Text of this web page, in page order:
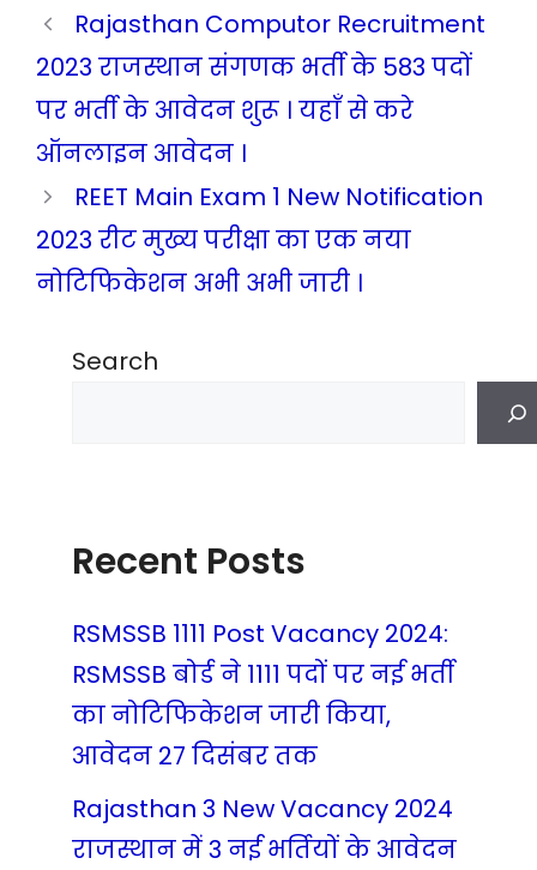
Rajasthan Computor Recruitment
2023 राजस्थान संगणक भर्ती के 583 पदों
पर भर्ती के आवेदन शुरू । यहाँ से करे
ऑनलाइन आवेदन ।
REET Main Exam 1 New Notification
2023 रीट मुख्य परीक्षा का एक नया
नोटिफिकेशन अभी अभी जारी ।
Search
Recent Posts
RSMSSB 1111 Post Vacancy 2024:
RSMSSB बोर्ड ने 1111 पदों पर नई भर्ती
का नोटिफिकेशन जारी किया,
आवेदन 27 दिसंबर तक
Rajasthan 3 New Vacancy 2024
राजस्थान में 3 नई भर्तियों के आवेदन